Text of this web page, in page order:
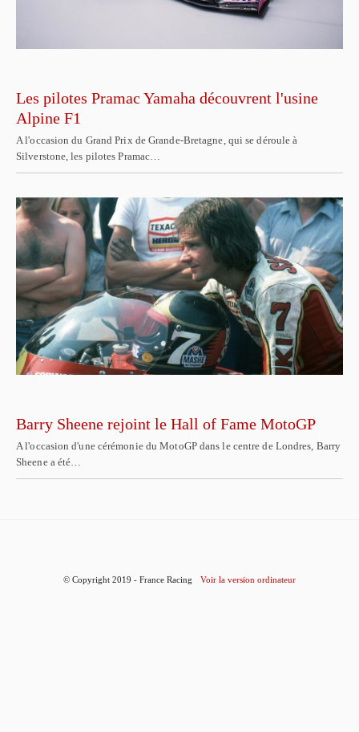
Les pilotes Pramac Yamaha découvrent l'usine
Alpine F1
A l'occasion du Grand Prix de Grande-Bretagne, qui se déroule à
Silverstone, les pilotes Pramac…
Barry Sheene rejoint le Hall of Fame MotoGP
A l'occasion d'une cérémonie du MotoGP dans le centre de Londres, Barry
Sheene a été…
© Copyright 2019 - France Racing Voir la version ordinateur